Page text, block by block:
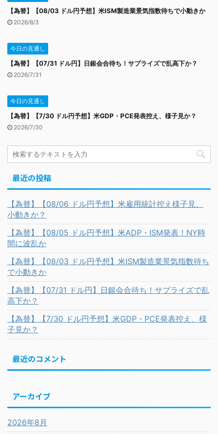
【為替】【08/03 ドル円予想】米ISM製造業景気指数待ちで小動きか
2026/8/3
今日の見通し
【為替】【07/31 ドル円】日銀会合待ち！サプライズで乱高下か？
2026/7/31
今日の見通し
【為替】【7/30 ドル円予想】米GDP・PCE発表控え、様子見か？
2026/7/30
最近の投稿
【為替】【08/06 ドル円予想】米雇用統計控え様子見、
小動きか？
【為替】【08/05 ドル円予想】米ADP・ISM発表！NY時
間に波乱か
【為替】【08/03 ドル円予想】米ISM製造業景気指数待ち
で小動きか
【為替】【07/31 ドル円】日銀会合待ち！サプライズで乱
高下か？
【為替】【7/30 ドル円予想】米GDP・PCE発表控え、様
子見か？
最近のコメント
アーカイブ
2026年8月